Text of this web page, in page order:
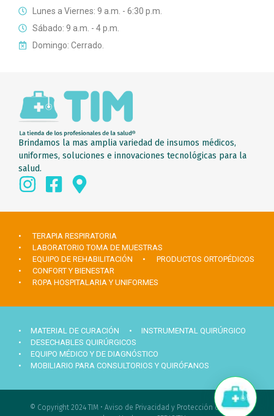
Lunes a Viernes: 9 a.m. - 6:30 p.m.
Sábado: 9 a.m. - 4 p.m.
Domingo: Cerrado.
Brindamos la mas amplia variedad de insumos médicos,
uniformes, soluciones e innovaciones tecnológicas para la
salud.
• TERAPIA RESPIRATORIA
• LABORATORIO TOMA DE MUESTRAS
• EQUIPO DE REHABILITACIÓN
• PRODUCTOS ORTOPÉDICOS
• CONFORT Y BIENESTAR
• ROPA HOSPITALARIA Y UNIFORMES
• MATERIAL DE CURACIÓN
• INSTRUMENTAL QUIRÚRGICO
• DESECHABLES QUIRÚRGICOS
• EQUIPO MÉDICO Y DE DIAGNÓSTICO
• MOBILIARIO PARA CONSULTORIOS Y QUIRÓFANOS
© Copyright 2024 TIM • Aviso de Privacidad y Protección de datos